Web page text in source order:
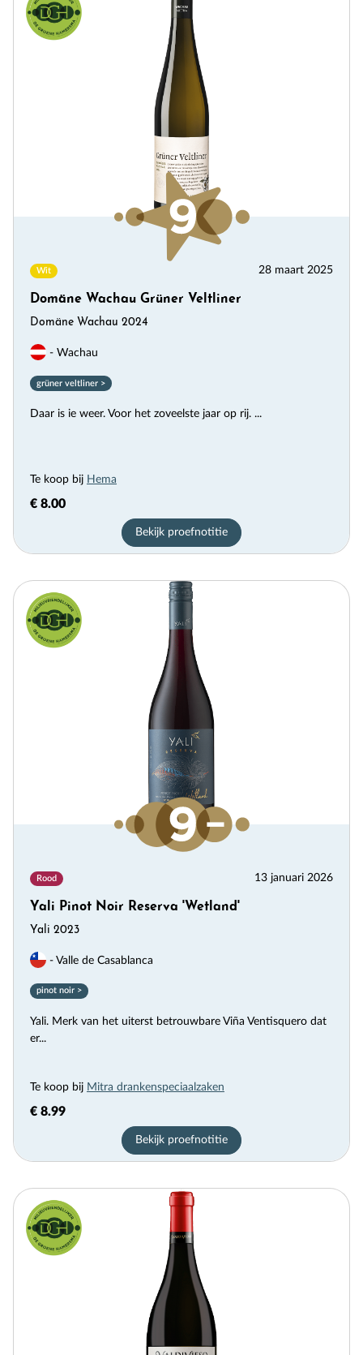
Wit 28 maart 2025
Domäne Wachau Grüner Veltliner
Domäne Wachau 2024
- Wachau
grüner veltliner >
Daar is ie weer. Voor het zoveelste jaar op rij. ...
Te koop bij Hema
€ 8.00
Bekijk proefnotitie
Rood 13 januari 2026
Yali Pinot Noir Reserva 'Wetland'
Yali 2023
- Valle de Casablanca
pinot noir >
Yali. Merk van het uiterst betrouwbare Viña Ventisquero dat
er...
Te koop bij Mitra drankenspeciaalzaken
€ 8.99
Bekijk proefnotitie